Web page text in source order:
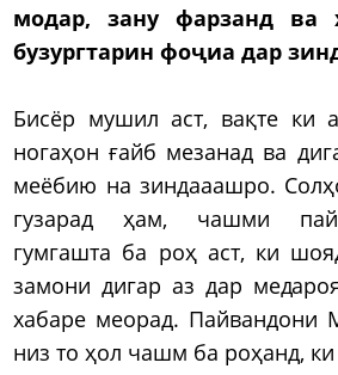
модар, зану фарзанд ва
бузургтарин фоҷиа дар
Бисёр мушил аст, вақте ки
ногаҳон ғайб мезанад ва
меёбию на зиндааашро.
гузарад ҳам, чашми
гумгашта ба роҳ аст, ки
замони дигар аз дар
хабаре меорад. Пайвандони
низ то ҳол чашм ба роҳанд,